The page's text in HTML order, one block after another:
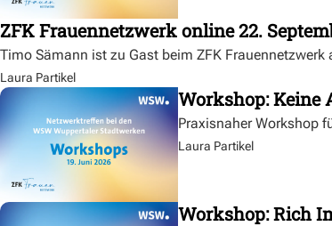
ZFK Frauennetzwerk online 22.
Timo Sämann ist zu Gast beim ZFK Frauennetzwerk
Laura Partikel
Workshop: Keine
Praxisnaher Workshop
Laura Partikel
Workshop: Rich